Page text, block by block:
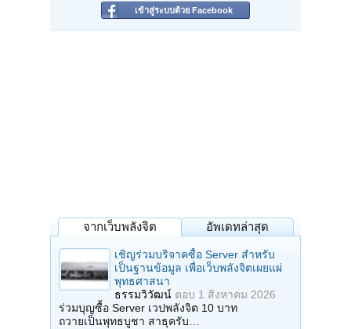
เข้าสู่ระบบด้วย Facebook
จากเว็บพลังจิต อัพเดทล่าสุด
เชิญร่วมบริจาคซื้อ Server สำหรับ
เป็นฐานข้อมูล เพื่อเว็บพลังจิตเผยแผ่
พุทธศาสนา
ธรรมวิวัฒน์ ตอบ 1 สิงหาคม 2026
ร่วมบุญซื้อ Server เวปพลังจิต 10 บาท
ถวายเป็นพุทธบูชา สาธุครับ…